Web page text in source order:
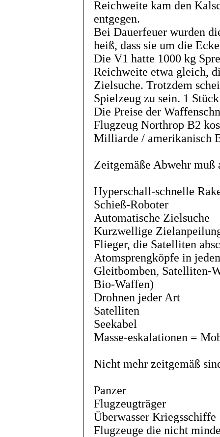
Reichweite kam den
entgegen.
Bei Dauerfeuer wurden
heiß, dass sie um die
Die V1 hatte 1000 kg
Reichweite etwa gleich,
Zielsuche. Trotzdem
Spielzeug zu sein. 1
Die Preise der
Flugzeug Northrop B2
Milliarde / amerikanisch
Zeitgemäße Abwehr muß
Hyperschall-schnelle
Schieß-Roboter
Automatische Zielsuche
Kurzwellige
Flieger, die Satelliten
Atomsprengköpfe in
Gleitbomben, Satelliten-
Bio-Waffen)
Drohnen jeder Art
Satelliten
Seekabel
Masse-eskalationen =
Nicht mehr zeitgemäß
Panzer
Flugzeugträger
Überwasser Kriegsschiffe
Flugzeuge die nicht